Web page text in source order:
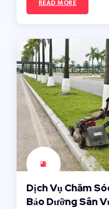
READ MORE
Dịch Vụ Chăm
Bảo Dưỡng Sân